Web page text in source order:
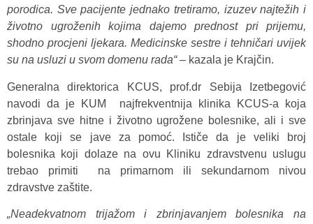
porodica. Sve pacijente jednako tretiramo, izuzev najtežih i
životno ugroženih kojima dajemo prednost pri prijemu,
shodno procjeni ljekara. Medicinske sestre i tehničari uvijek
su na usluzi u svom domenu rada“– kazala je Krajčin.
Generalna direktorica KCUS, prof.dr Sebija Izetbegović
navodi da je KUM najfrekventnija klinika KCUS-a koja
zbrinjava sve hitne i životno ugrožene bolesnike, ali i sve
ostale koji se jave za pomoć. Ističe da je veliki broj
bolesnika koji dolaze na ovu Kliniku zdravstvenu uslugu
trebao primiti na primarnom ili sekundarnom nivou
zdravstve zaštite.
„Neadekvatnom trijažom i zbrinjavanjem bolesnika na